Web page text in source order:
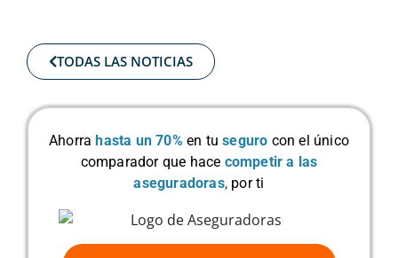
TODAS LAS NOTICIAS
Ahorra hasta un 70% en tuseguro con el único
comparador que hace competir a las
aseguradoras, por ti